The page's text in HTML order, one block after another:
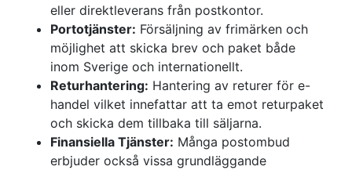
eller direktleverans från postkontor.
Portotjänster: Försäljning av frimärken och
möjlighet att skicka brev och paket både
inom Sverige och internationellt.
Returhantering: Hantering av returer för e-
handel vilket innefattar att ta emot returpaket
och skicka dem tillbaka till säljarna.
Finansiella Tjänster: Många postombud
erbjuder också vissa grundläggande